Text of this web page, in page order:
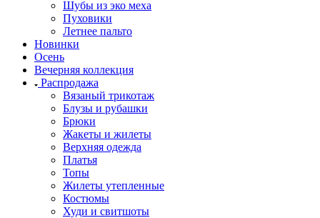
Шубы из эко меха
Пуховики
Летнее пальто
Новинки
Осень
Вечерняя коллекция
Распродажа
Вязаный трикотаж
Блузы и рубашки
Брюки
Жакеты и жилеты
Верхняя одежда
Платья
Топы
Жилеты утепленные
Костюмы
Худи и свитшоты